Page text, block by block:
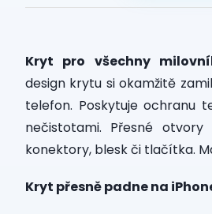
Kryt pro všechny
design krytu si okamžitě
telefon. Poskytuje ochranu
nečistotami. Přesné
konektory, blesk či tlačítka.
Kryt přesně padne na